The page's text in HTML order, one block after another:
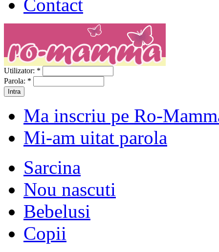
Contact
Utilizator: *
Parola: *
Ma inscriu pe Ro-
Mi-am uitat parola
Sarcina
Nou nascuti
Bebelusi
Copii